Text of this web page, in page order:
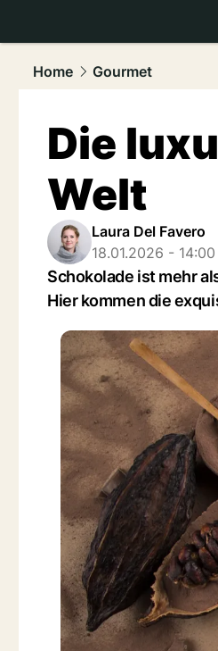
Home
Gourmet
Die
Welt
Laura Del Favero
18.01.2026 - 14:00
Schokolade ist mehr
Hier kommen die